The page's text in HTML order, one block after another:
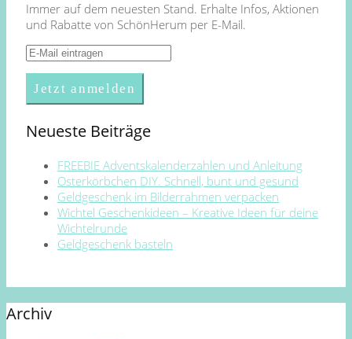
Immer auf dem neuesten Stand. Erhalte Infos, Aktionen
und Rabatte von SchönHerum per E-Mail.
Neueste Beiträge
FREEBIE Adventskalenderzahlen und Anleitung
Osterkörbchen DIY. Schnell, bunt und gesund
Geldgeschenk im Bilderrahmen verpacken
Wichtel Geschenkideen – Kreative Ideen für deine
Wichtelrunde
Geldgeschenk basteln
Archiv